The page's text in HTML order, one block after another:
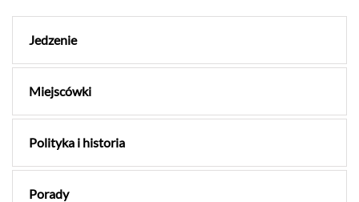
Jedzenie
Miejscówki
Polityka i historia
Porady